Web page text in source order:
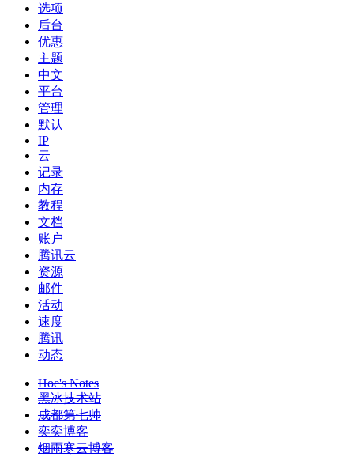
选项
后台
优惠
主题
中文
平台
管理
默认
IP
云
记录
内存
教程
文档
账户
腾讯云
资源
邮件
活动
速度
腾讯
动态
Hoe's Notes
黑冰技术站
成都第七帅
奕奕博客
烟雨寒云博客